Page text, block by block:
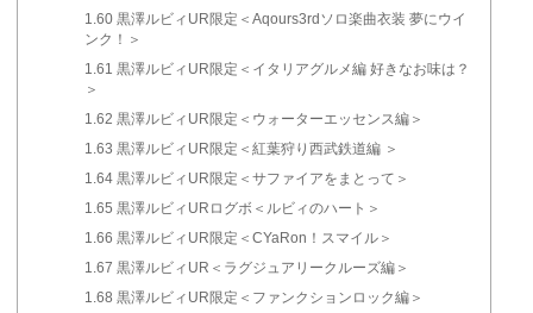
1.60黒澤ルビィUR限定＜Aqours3rdソロ楽曲衣装 夢にウイ
ンク！＞
1.61 黒澤ルビィUR限定＜イタリアグルメ編 好きなお味は？
＞
1.62 黒澤ルビィUR限定＜ウォーターエッセンス編＞
1.63 黒澤ルビィUR限定＜紅葉狩り西武鉄道編 ＞
1.64黒澤ルビィUR限定＜サファイアをまとって＞
1.65 黒澤ルビィURログボ＜ルビィのハート＞
1.66 黒澤ルビィUR限定＜CYaRon！スマイル＞
1.67 黒澤ルビィUR＜ラグジュアリークルーズ編＞
1.68 黒澤ルビィUR限定＜ファンクションロック編＞